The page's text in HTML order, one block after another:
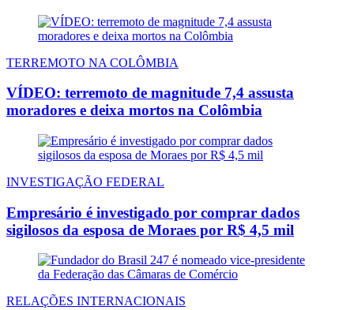
TERREMOTO NA COLÔMBIA
VÍDEO: terremoto de magnitude 7,4 assusta
moradores e deixa mortos na Colômbia
INVESTIGAÇÃO FEDERAL
Empresário é investigado por comprar dados
sigilosos da esposa de Moraes por R$ 4,5 mil
RELAÇÕES INTERNACIONAIS